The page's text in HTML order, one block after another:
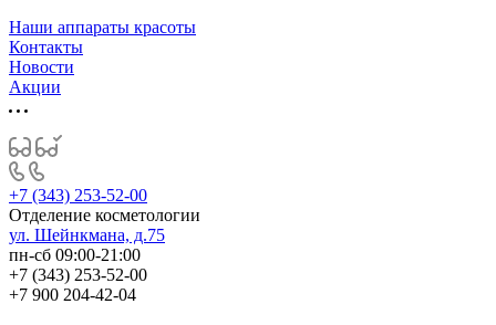
Наши аппараты красоты
Контакты
Новости
Акции
+7 (343) 253-52-00
Отделение косметологии
ул. Шейнкмана, д.75
пн-сб 09:00-21:00
+7 (343) 253-52-00
+7 900 204-42-04